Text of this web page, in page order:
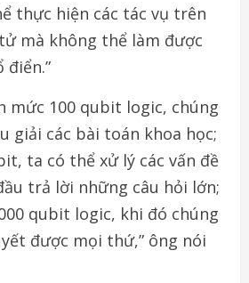
thực hiện các tác vụ trên
mà không thể làm được
mức 100 qubit logic, chúng
giải các bài toán khoa học;
ta có thể xử lý các vấn đề
trả lời những câu hỏi lớn;
qubit logic, khi đó chúng
được mọi thứ,” ông nói